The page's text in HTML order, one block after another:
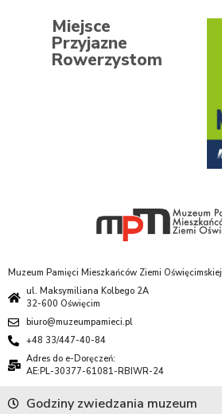
Miejsce
Przyjazne
Rowerzystom
Muzeum Pamięci Mieszkańców Ziemi Oświęcimskiej
ul. Maksymiliana Kolbego 2A
32-600 Oświęcim
biuro@muzeumpamieci.pl
+48 33/447-40-84
Adres do e-Doręczeń:
AE:PL-30377-61081-RBIWR-24
Godziny zwiedzania muzeum